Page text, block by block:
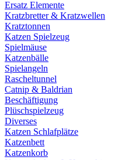
Ersatz Elemente
Kratzbretter & Kratzwellen
Kratztonnen
Katzen Spielzeug
Spielmäuse
Katzenbälle
Spielangeln
Rascheltunnel
Catnip & Baldrian
Beschäftigung
Plüschspielzeug
Diverses
Katzen Schlafplätze
Katzenbett
Katzenkorb